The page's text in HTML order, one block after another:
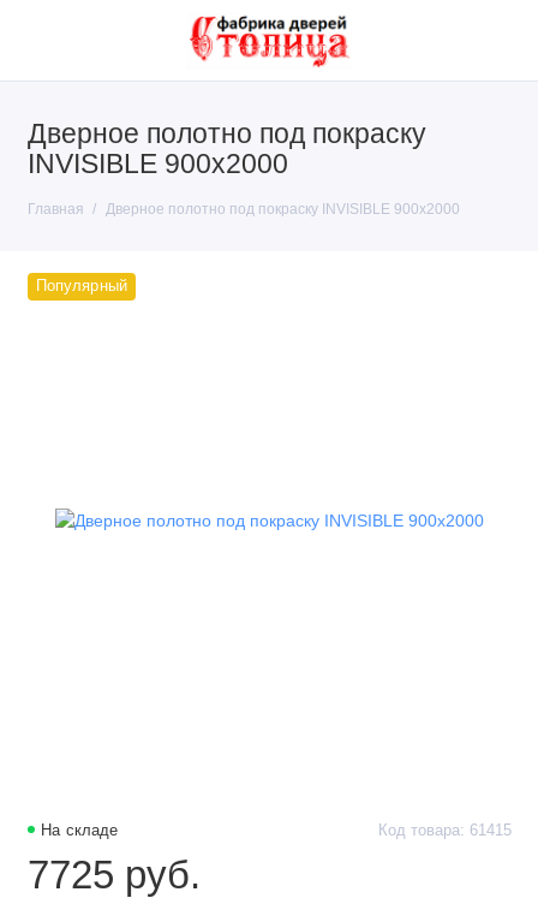
Дверное полотно под покраску
INVISIBLE 900х2000
Главная Дверное полотно под покраску INVISIBLE 900х2000
Популярный
На складе Код товара: 61415
7725 руб.